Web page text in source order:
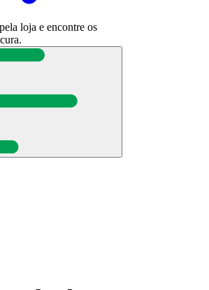
loja e encontre os